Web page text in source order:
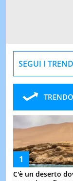
SEGUI I TREND
C'è un deserto